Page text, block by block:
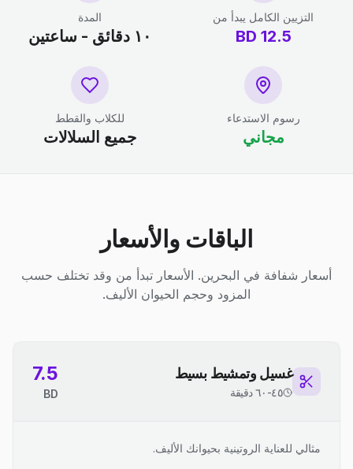
التزيين الكامل يبدأ من
12.5
BD
المدة
١٠ دقائق - ساعتين
رسوم الاستدعاء
مجاني
للكلاب والقطط
جميع السلالات
الباقات والأسعار
أسعار شفافة في البحرين. الأسعار تبدأ من وقد تختلف حسب
المزود وحجم الحيوان الأليف.
غسيل وتمشيط بسيط
٤٥-٦٠ دقيقة
7.5
BD
مثالي للعناية الروتينية بحيوانك الأليف.